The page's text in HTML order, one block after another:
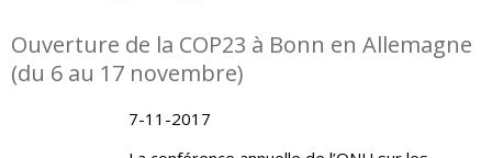
Ouverture de la COP23 à Bonn en Allemagne
(du 6 au 17 novembre)
7-11-2017